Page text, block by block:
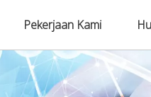
Pekerjaan Kami